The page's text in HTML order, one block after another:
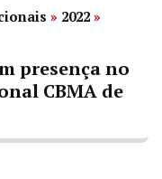
» 2022 »
presença no
CBMA de